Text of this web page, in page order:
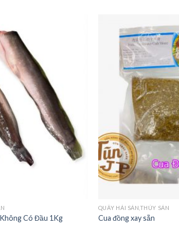
Có Đầu 1Kg
QUẦY HẢI SẢN,THỦY SẢN
Cua đồng xay sẵn